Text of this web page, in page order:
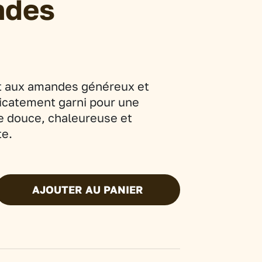
aux amandes généreux et
garni pour une
douce, chaleureuse et
AJOUTER AU PANIER